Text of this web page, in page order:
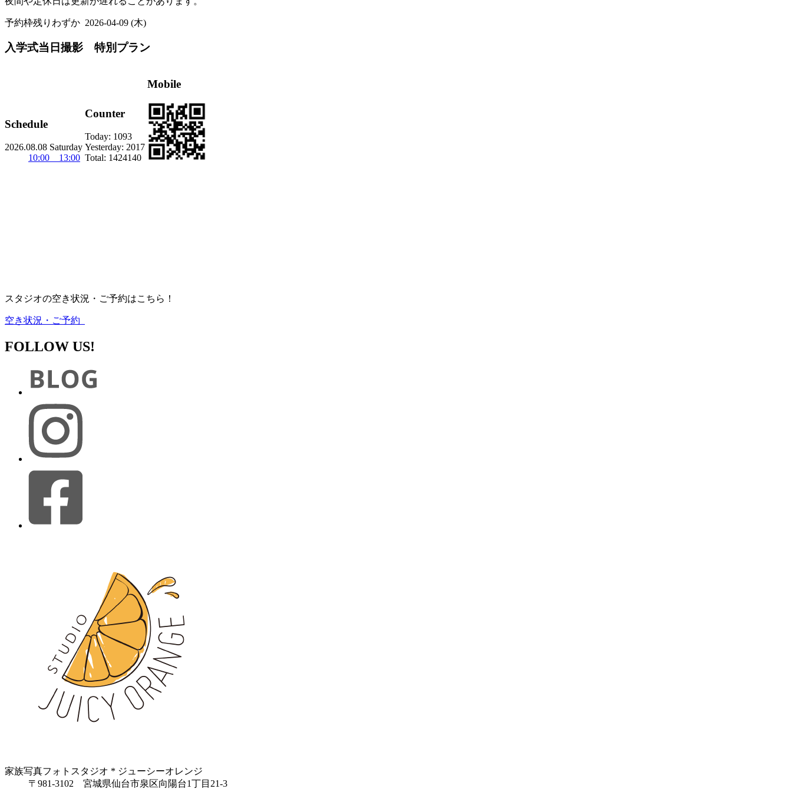
予約枠残りわずか 2026-04-09 (木)
入学式当日撮影 特別プラン
Schedule
2026.08.08 Saturday
10:00 13:00
Counter
Today: 1093
Yesterday: 2017
Total: 1424140
Mobile
スタジオの空き状況・ご予約はこちら！
空き状況・ご予約
FOLLOW US!
家族写真フォトスタジオ * ジューシーオレンジ
〒981-3102 宮城県仙台市泉区向陽台1丁目21-3